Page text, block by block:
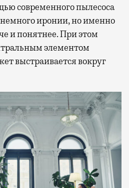
современного пылесоса
немного иронии, но именно
и понятнее. При этом
элементом
выстраивается вокруг